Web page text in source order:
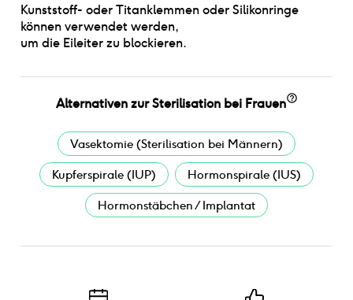
Kunststoff- oder Titanklemmen oder Silikonringe
können verwendet werden,
um die Eileiter zu blockieren.
Alternativenzur Sterilisation bei Frauen
Vasektomie (Sterilisation bei Männern)
Kupferspirale (IUP) Hormonspirale (IUS)
Hormonstäbchen / Implantat